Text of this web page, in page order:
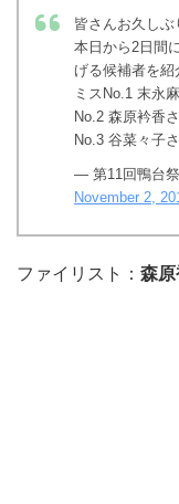
皆さんお久しぶ
本日から2日間
げる候補者を紹
ミスNo.1 末永
No.2 森原衿香
No.3 谷菜々子
— 第11回鴨台
November 2,
ファイリスト： 森